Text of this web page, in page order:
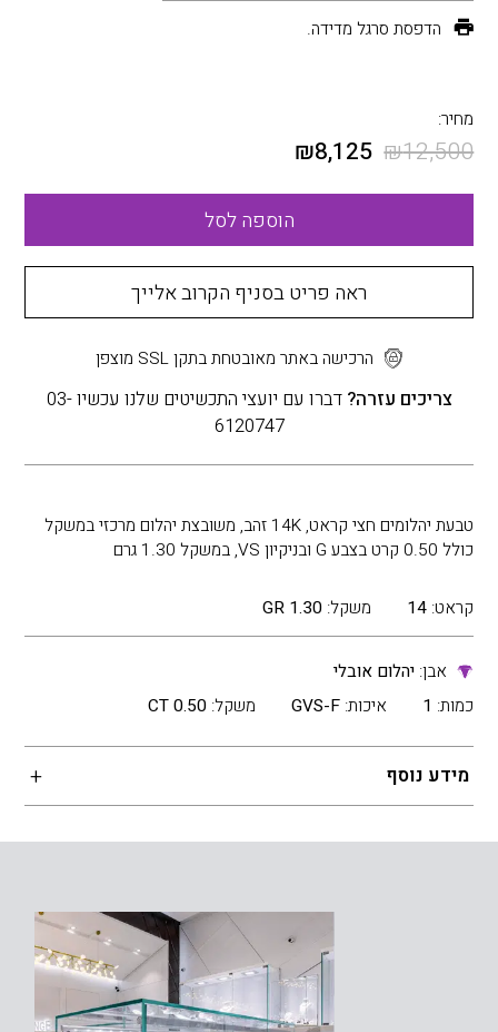
הדפסת סרגל מדידה.
מחיר:
₪12,500
₪8,125
הוספה לסל
ראה פריט בסניף הקרוב אלייך
הרכישה באתר מאובטחת בתקן SSL מוצפן
צריכים עזרה?
דברו עם יועצי התכשיטים שלנו עכשיו 03-
6120747
טבעת יהלומים חצי קראט, 14K זהב, משובצת יהלום מרכזי במשקל
כולל 0.50 קרט בצבע G ובניקיון VS, במשקל 1.30 גרם
קראט: 14 משקל: 1.30 GR
אבן:יהלום אובלי
כמות: 1 איכות: GVS-F משקל:0.50 CT
מידע נוסף